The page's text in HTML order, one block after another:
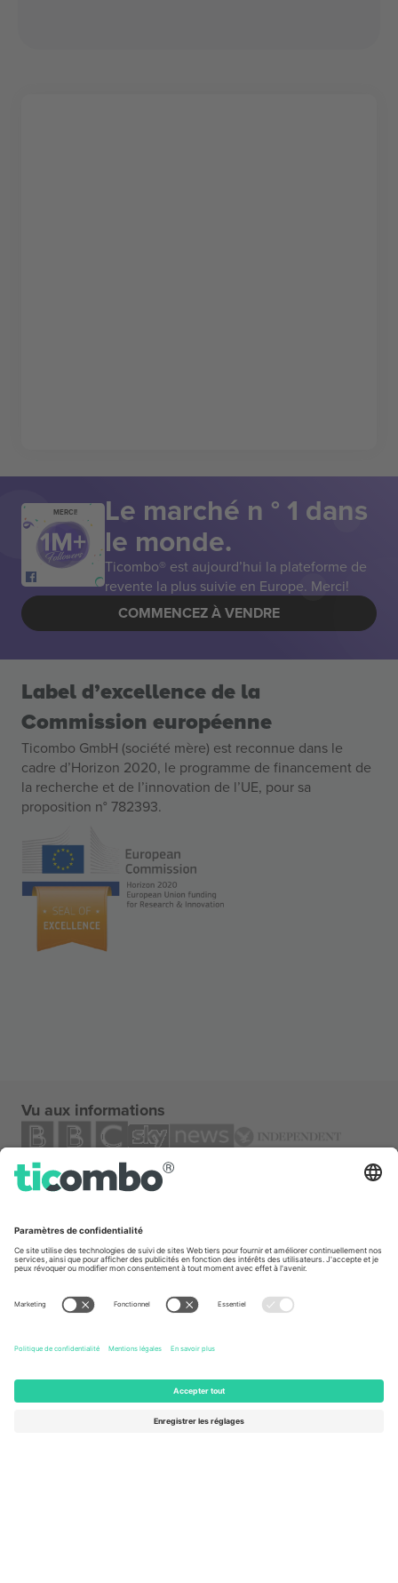
MERCI! Le marché n ° 1 dans
le monde.
Ticombo® est aujourd’hui la plateforme de
revente la plus suivie en Europe. Merci!
COMMENCEZ À VENDRE
Label d’excellence de la
Commission européenne
Ticombo GmbH (société mère) est reconnue dans le
cadre d’Horizon 2020, le programme de financement de
la recherche et de l’innovation de l’UE, pour sa
proposition n° 782393.
Vu aux informations
TixProtect
Programme d'affiliation
Comment ça marche
Centre d'information sur la Coupe
Nous contacter